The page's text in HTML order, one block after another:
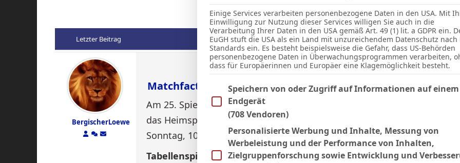
Seite 4 / 6 Vorherige Nächstes
Letzter Beitrag RSS
BergischerLoewe
Matchfacts: VfB Frauen - VfL Wolfsburg II
Am 25. Spieltag der 2. Frauen-Bundesliga steht für die VfB Frauen
das Heimspiel gegen den VfL Wolfsburg II an. Anpfiff ist am
Sonntag, 10. Mai 2026, um 14 Uhr auf dem Sportgelände des PSV.
Tabellenspitze gegen Tabellenkeller
Einige Services verarbeiten personenbezogene Daten in den USA. Mit
Einwilligung zur Nutzung dieser Services willigen Sie auch in die
Verarbeitung Ihrer Daten in den USA gemäß Art. 49 (1) lit. a GDPR ein.
EuGH stuft die USA als ein Land mit unzureichendem Datenschutz nach
Standards ein. Es besteht beispielsweise die Gefahr, dass US-Behörden
personenbezogene Daten in Überwachungsprogrammen verarbeiten,
dass für Europäerinnen und Europäer eine Klagemöglichkeit besteht.
Im Folgenden finden Sie eine Liste der Zwecke des IAB Transparency
Speichern von oder Zugriff auf Informationen auf einem
Endgerät
(708 Vendoren)
Personalisierte Werbung und Inhalte, Messung von
Werbeleistung und der Performance von Inhalten,
Zielgruppenforschung sowie Entwicklung und